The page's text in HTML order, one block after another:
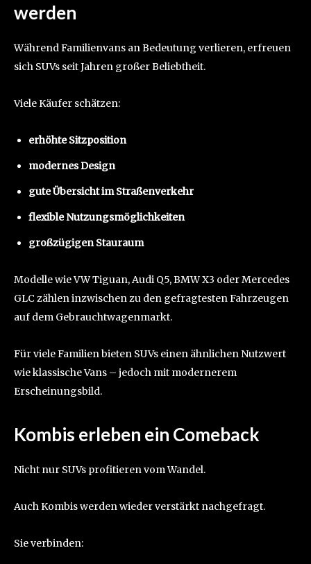
werden
Während Familienvans an Bedeutung verlieren, erfreuen
sich SUVs seit Jahren großer Beliebtheit.
Viele Käufer schätzen:
erhöhte Sitzposition
modernes Design
gute Übersicht im Straßenverkehr
flexible Nutzungsmöglichkeiten
großzügigen Stauraum
Modelle wie VW Tiguan, Audi Q5, BMW X3 oder Mercedes
GLC zählen inzwischen zu den gefragtesten Fahrzeugen
auf dem Gebrauchtwagenmarkt.
Für viele Familien bieten SUVs einen ähnlichen Nutzwert
wie klassische Vans – jedoch mit modernerem
Erscheinungsbild.
Kombis erleben ein Comeback
Nicht nur SUVs profitieren vom Wandel.
Auch Kombis werden wieder verstärkt nachgefragt.
Sie verbinden: